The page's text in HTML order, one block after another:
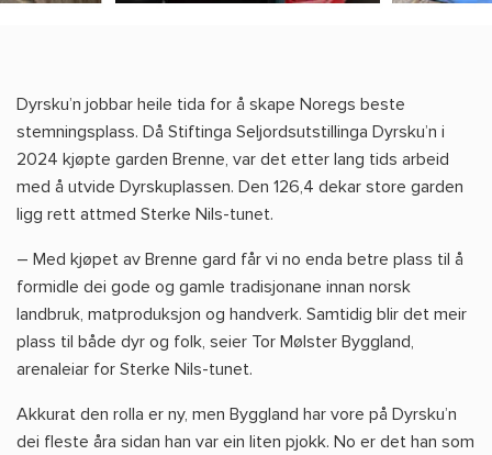
Dyrsku’n jobbar heile tida for å skape Noregs beste
stemningsplass. Då Stiftinga Seljordsutstillinga Dyrsku’n i
2024 kjøpte garden Brenne, var det etter lang tids arbeid
med å utvide Dyrskuplassen. Den 126,4 dekar store garden
ligg rett attmed Sterke Nils-tunet.
– Med kjøpet av Brenne gard får vi no enda betre plass til å
formidle dei gode og gamle tradisjonane innan norsk
landbruk, matproduksjon og handverk. Samtidig blir det meir
plass til både dyr og folk, seier Tor Mølster Byggland,
arenaleiar for Sterke Nils-tunet.
Akkurat den rolla er ny, men Byggland har vore på Dyrsku’n
dei fleste åra sidan han var ein liten pjokk. No er det han som